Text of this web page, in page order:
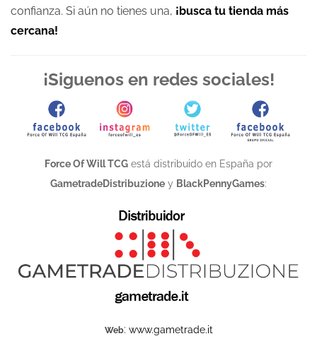
confianza. Si aún no tienes una, ¡busca tu tienda más
cercana!
¡Siguenos en redes sociales!
Force Of Will TCG está distribuido en España por
GametradeDistribuzione y BlackPennyGames:
Web: www.gametrade.it